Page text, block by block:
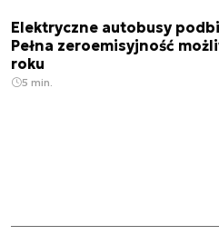
Elektryczne autobusy
Pełna zeroemisyjność
roku
5 min.